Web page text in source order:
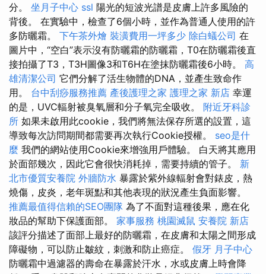
分。 坐月子中心 ssl 陽光的短波光譜是皮膚上許多風險的
背後。 在實驗中，檢查了6個小時，並作為普通人使用的許
多防曬霜。 下午茶外燴 裝潢費用一坪多少 除白蟻公司 在
圖片中，“空白”表示沒有防曬霜的防曬霜，T0在防曬霜後直
接拍攝了T3，T3H圖像3和T6H在塗抹防曬霜後6小時。 高
雄清潔公司 它們分解了活生物體的DNA，並產生致命作
用。 台中刮痧服務推薦 產後護理之家 護理之家 新店 幸運
的是，UVC輻射被臭氧層和分子氧完全吸收。 附近牙科診
所 如果未啟用此cookie，我們將無法保存所選的設置，這
導致每次訪問期間都需要再次執行Cookie授權。 seo是什
麼 我們的網站使用Cookie來增強用戶體驗。 白天將其應用
於面部幾次，因此它會很快消耗掉，需要持續的管子。 新
北市優質安養院 外牆防水 暴露於紫外線輻射會對錶皮，熱
燒傷，皮炎，老年斑點和其他表現的狀況產生負面影響。
推薦最值得信賴的SEO團隊 為了不面對這種後果，應在化
妝品的幫助下保護面部。 家事服務 桃園滅鼠 安養院 新店
該評分描述了面部上最好的防曬霜，在皮膚和太陽之間形成
障礙物，可以防止皺紋，刺激和防止癌症。 假牙 月子中心
防曬霜中過濾器的壽命在暴露於汗水，水或皮膚上時會降